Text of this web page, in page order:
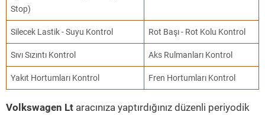
Stop)
Silecek Lastik - Suyu Kontrol Rot Başı - Rot Kolu Kontrol
Sıvı Sızıntı Kontrol Aks Rulmanları Kontrol
Yakıt Hortumları Kontrol Fren Hortumları Kontrol
Volkswagen Lt aracınıza yaptırdığınız düzenli periyodik